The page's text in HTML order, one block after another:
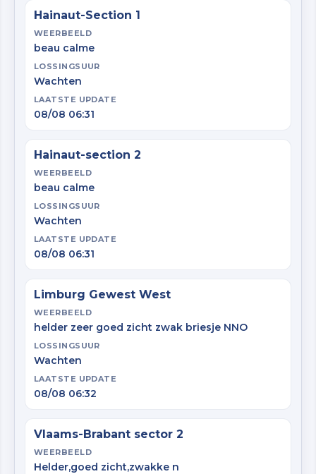
Hainaut-Section 1
WEERBEELD
beau calme
LOSSINGSUUR
Wachten
LAATSTE UPDATE
08/08 06:31
Hainaut-section 2
WEERBEELD
beau calme
LOSSINGSUUR
Wachten
LAATSTE UPDATE
08/08 06:31
Limburg Gewest West
WEERBEELD
helder zeer goed zicht zwak briesje NNO
LOSSINGSUUR
Wachten
LAATSTE UPDATE
08/08 06:32
Vlaams-Brabant sector 2
WEERBEELD
Helder,goed zicht,zwakke n